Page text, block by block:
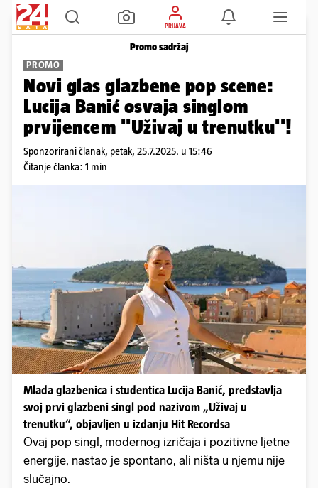
PRIJAVA
Promo sadržaj
PROMO
Novi glas glazbene pop scene:
Lucija Banić osvaja singlom
prvijencem ''Uživaj u trenutku''!
Sponzorirani članak, petak, 25.7.2025. u 15:46
Čitanje članka: 1 min
Mlada glazbenica i studentica Lucija Banić, predstavlja
svoj prvi glazbeni singl pod nazivom „Uživaj u
trenutku“, objavljen u izdanju Hit Recordsa
Ovaj pop singl, modernog izričaja i pozitivne ljetne
energije, nastao je spontano, ali ništa u njemu nije
slučajno.